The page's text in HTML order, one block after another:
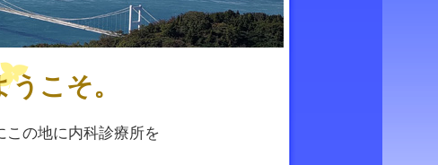
こそ。
この地に内科診療所を